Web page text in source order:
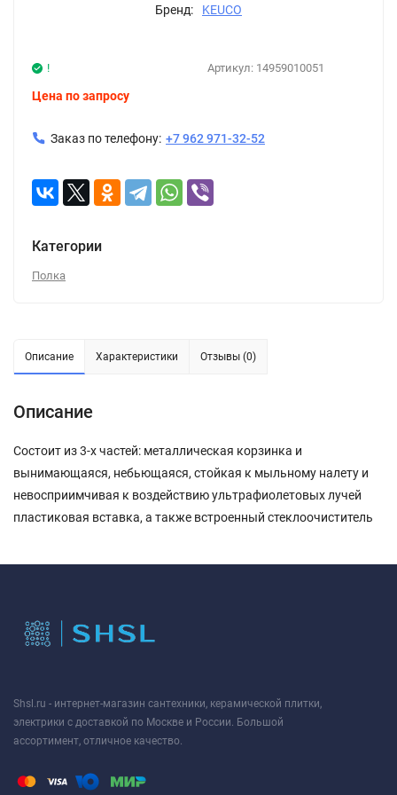
Бренд: KEUCO
Артикул: 14959010051
!
Цена по запросу
Заказ по телефону: +7 962 971-32-52
Категории
Полка
Описание Характеристики Отзывы (0)
Описание
Состоит из 3-х частей: металлическая корзинка и
вынимающаяся, небьющаяся, стойкая к мыльному налету и
невосприимчивая к воздействию ультрафиолетовых лучей
пластиковая вставка, а также встроенный стеклоочиститель
Shsl.ru - интернет-магазин сантехники, керамической плитки,
электрики с доставкой по Москве и России. Большой
ассортимент, отличное качество.